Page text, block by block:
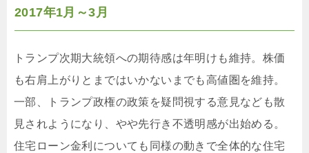
2017年1月～3月
トランプ次期大統領への期待感は年明けも維持。株価
も右肩上がりとまではいかないまでも高値圏を維持。
一部、トランプ政権の政策を疑問視する意見なども散
見されようになり、やや先行き不透明感が出始める。
住宅ローン金利についても同様の動きで全体的な住宅